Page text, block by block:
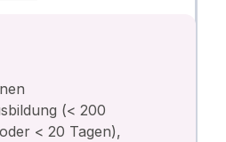
(< 200
< 20 Tagen),